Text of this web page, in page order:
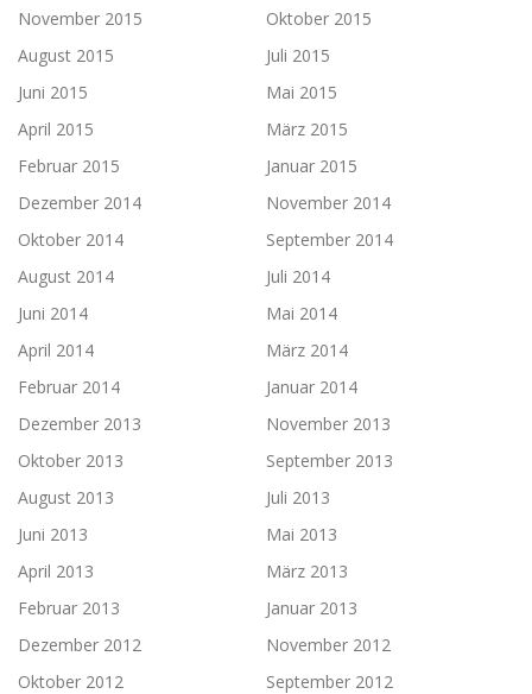
November 2015
Oktober 2015
August 2015
Juli 2015
Juni 2015
Mai 2015
April 2015
März 2015
Februar 2015
Januar 2015
Dezember 2014
November 2014
Oktober 2014
September 2014
August 2014
Juli 2014
Juni 2014
Mai 2014
April 2014
März 2014
Februar 2014
Januar 2014
Dezember 2013
November 2013
Oktober 2013
September 2013
August 2013
Juli 2013
Juni 2013
Mai 2013
April 2013
März 2013
Februar 2013
Januar 2013
Dezember 2012
November 2012
Oktober 2012
September 2012